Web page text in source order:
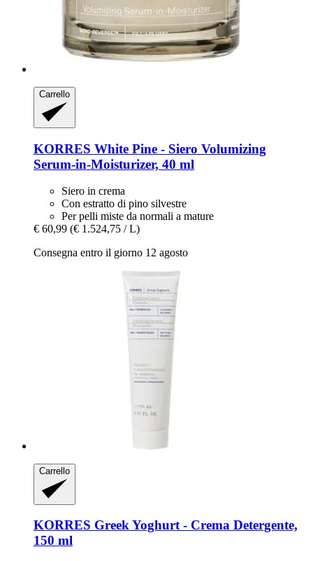
Carrello
KORRES White Pine -​ Siero Volumizing
Serum-​in-​Moisturizer, 40 ml
Siero in crema
Con estratto di pino silvestre
Per pelli miste da normali a mature
€ 60,99 (€ 1.524,75 / L)
Consegna entro il giorno 12 agosto
Carrello
KORRES Greek Yoghurt -​ Crema Detergente,
150 ml